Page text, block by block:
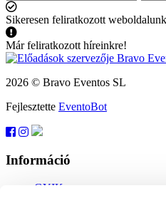
Sikeresen feliratkozott
Már feliratkozott híreinkre!
2026 © Bravo Eventos SL
Fejlesztette EventoBot
Információ
GYIK